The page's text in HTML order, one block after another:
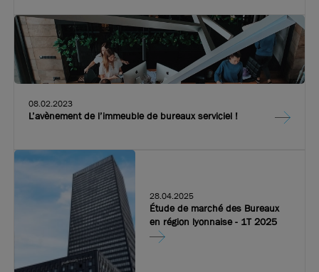
performances des entreprises en accompagnant l’adoption
des usages digitaux et en construisant des infrastructures à
la pointe de la technologie. Devoteam a ouvert ses portes sur
les quais de Perrache.
08.02.2023
L’avènement de l’immeuble de bureaux serviciel !
28.04.2025
Étude de marché des Bureaux
en région lyonnaise - 1T 2025